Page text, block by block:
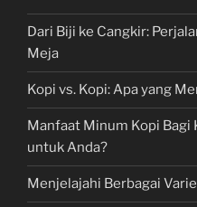
Dari Biji ke Cangkir:
Meja
Kopi vs. Kopi: Apa yang
Manfaat Minum Kopi Bagi
untuk Anda?
Menjelajahi Berbagai